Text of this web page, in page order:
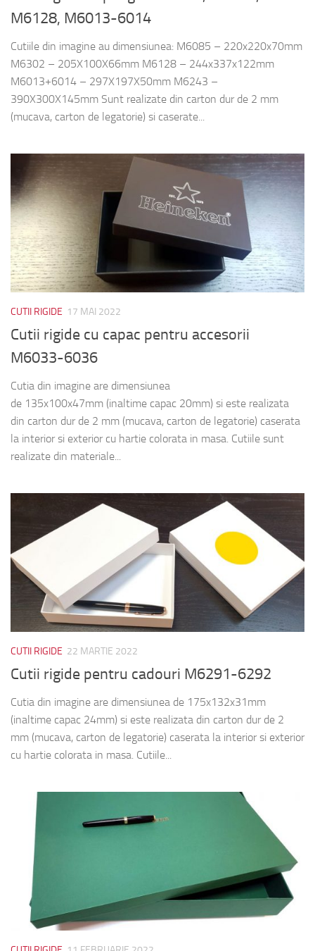
M6128, M6013-6014
Cutiile din imagine au dimensiunea: M6085 – 220x220x70mm
M6302 – 205X100X66mm M6128 – 244x337x122mm
M6013+6014 – 297X197X50mm M6243 –
390X300X145mm Sunt realizate din carton dur de 2 mm
(mucava, carton de legatorie) si caserate...
CUTII RIGIDE 17 MAI 2022
Cutii rigide cu capac pentru accesorii
M6033-6036
Cutia din imagine are dimensiunea
de 135x100x47mm (inaltime capac 20mm) si este realizata
din carton dur de 2 mm (mucava, carton de legatorie) caserata
la interior si exterior cu hartie colorata in masa. Cutiile sunt
realizate din materiale...
CUTII RIGIDE 22 MARTIE 2022
Cutii rigide pentru cadouri M6291-6292
Cutia din imagine are dimensiunea de 175x132x31mm
(inaltime capac 24mm) si este realizata din carton dur de 2
mm (mucava, carton de legatorie) caserata la interior si exterior
cu hartie colorata in masa. Cutiile...